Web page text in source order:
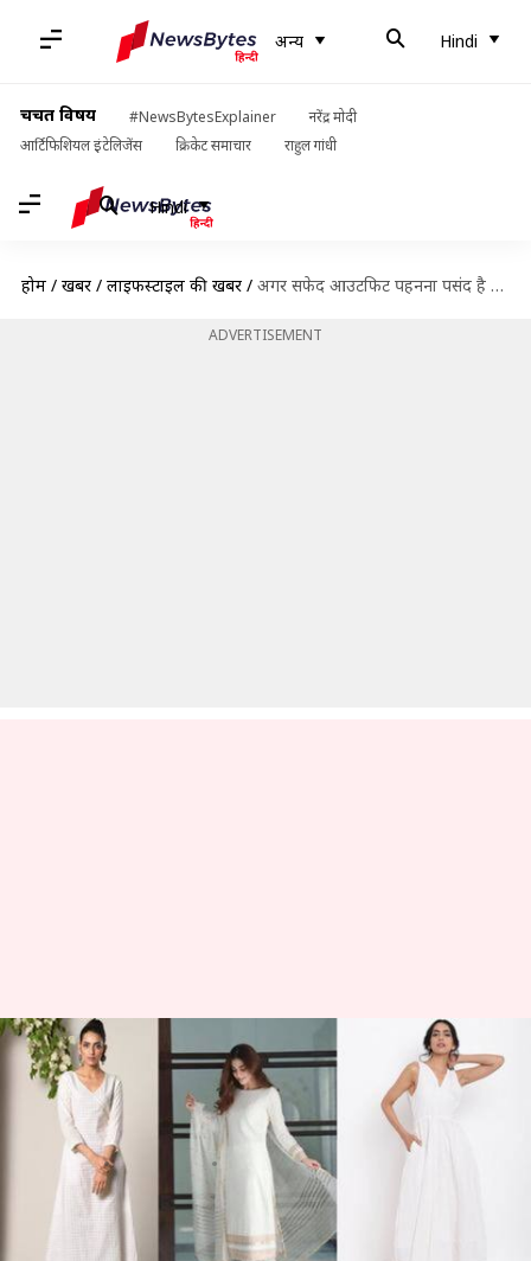
अन्य Hindi
चर्चित विषय #NewsBytesExplainer
नरेंद्र मोदी
आर्टिफिशियल इंटेलिजेंस
क्रिकेट समाचार राहुल गांधी
Hindi
होम / खबरें / लाइफस्टाइल की खबरें / अगर सफेद आउटफिट पहनना पसंद है तो आपके बड़े काम के हैं ये स्टाइलिंग टिप्स
ADVERTISEMENT
अगर सफेद आउटफिट पहनना पसंद
है तो आपके बड़े काम के हैं ये
स्टाइलिंग टिप्स
अंजली May 25, 2020 05:45 pm